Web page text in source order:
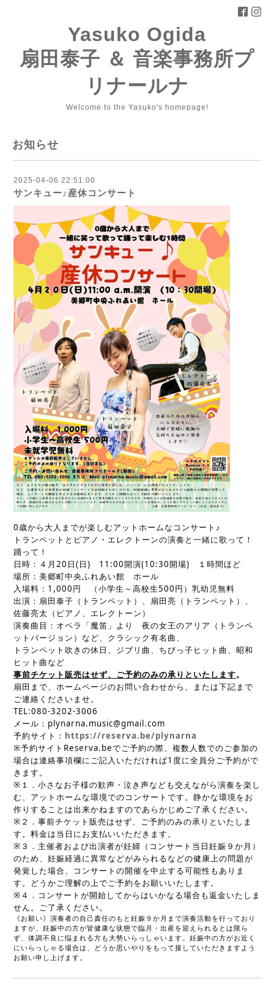
Yasuko Ogida
扇田泰子 ＆ 音楽事務所プ
リナールナ
Welcome to the Yasuko's homepage!
お知らせ
2025-04-06 22:51:00
サンキュー♪産休コンサート
0歳から大人までが楽しむアットホームなコンサート♪
トランペットとピアノ・エレクトーンの演奏と一緒に歌って！
踊って！
日時：４月20日(日) 11:00開演(10:30開場) １時間ほど
場所：美郷町中央ふれあい館 ホール
入場料：1,000円 （小学生～高校生500円）乳幼児無料
出演：扇田泰子（トランペット）、扇田亮（トランペット）、
佐藤亮太（ピアノ、エレクトーン）
演奏曲目：オペラ「魔笛」より 夜の女王のアリア（トランペ
ットバージョン）など、クラシック有名曲、
トランペット吹きの休日、ジブリ曲、ちびっ子ヒット曲、昭和
ヒット曲など
事前チケット販売はせず、ご予約のみの承りといたします。
扇田まで、ホームページのお問い合わせから、または下記まで
ご連絡くださいませ。
TEL:080-3202-3006
メール：plynarna.music@gmail.com
予約サイト： https://reserva.be/plynarna
※予約サイトReserva.beでご予約の際、複数人数でのご参加の
場合は連絡事項欄にご記入いただければ1度に全員分ご予約がで
きます。
※１．小さなお子様の歓声・泣き声なども交えながら演奏を楽し
む、アットホームな環境でのコンサートです。静かな環境をお
作りすることは出来かねますのであらかじめご了承ください。
※２．事前チケット販売はせず、ご予約のみの承りといたしま
す。料金は当日にお支払いいただきます。
※３．主催者および出演者が妊婦（コンサート当日妊娠９か月）
のため、妊娠経過に異常などがみられるなどの健康上の問題が
発覚した場合、コンサートの開催を中止する可能性もありま
す。どうかご理解の上でご予約をお願いいたします。
※４．コンサートが開始してからはいかなる場合も返金いたしま
せん。ご了承ください。
《お願い》演奏者の自己責任のもと妊娠９か月まで演奏活動を行っており
ますが、妊娠中の方が皆健康な状態で臨月・出産を迎えられるとは限ら
ず、体調不良に悩まれる方も大勢いらっしゃいます。妊娠中の方がお近く
にいらっしゃる場合は、どうか思いやりをもって接していただきますよう
お願い申し上げます。